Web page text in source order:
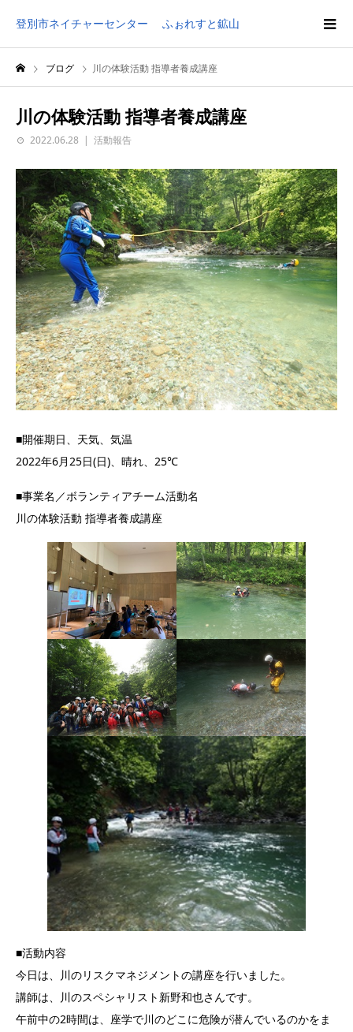
登別市ネイチャーセンター ふぉれすと鉱山
ブログ 川の体験活動 指導者養成講座
川の体験活動 指導者養成講座
2022.06.28 活動報告
■開催期日、天気、気温
2022年6月25日(日)、晴れ、25℃
■事業名／ボランティアチーム活動名
川の体験活動 指導者養成講座
■活動内容
今日は、川のリスクマネジメントの講座を行いました。
講師は、川のスペシャリスト新野和也さんです。
午前中の2時間は、座学で川のどこに危険が潜んでいるのかをま